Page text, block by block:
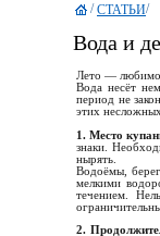
/СТАТЬИ/
Вода и
Лето —
Вода несёт
период не
этих
1. Место
знаки.
нырять.
Водоёмы,
мелкими
течением.
2.